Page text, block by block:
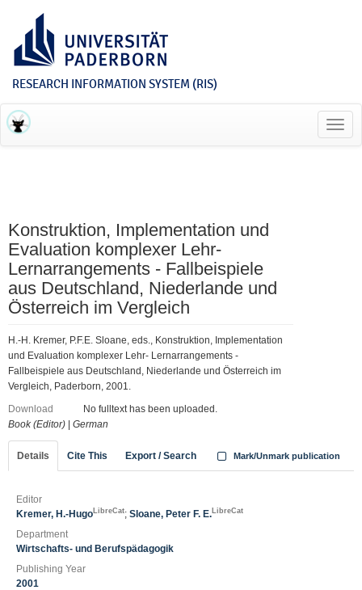
RESEARCH INFORMATION SYSTEM (RIS)
Konstruktion, Implementation und
Evaluation komplexer Lehr-
Lernarrangements - Fallbeispiele
aus Deutschland, Niederlande und
Österreich im Vergleich
H.-H. Kremer, P.F.E. Sloane, eds., Konstruktion, Implementation
und Evaluation komplexer Lehr- Lernarrangements -
Fallbeispiele aus Deutschland, Niederlande und Österreich im
Vergleich, Paderborn, 2001.
Download
No fulltext has been uploaded.
Book (Editor)
German
Details Cite This Export / Search Mark/Unmark publication
Editor
Kremer, H.-Hugo LibreCat; Sloane, Peter F. E. LibreCat
Department
Wirtschafts- und Berufspädagogik
Publishing Year
2001